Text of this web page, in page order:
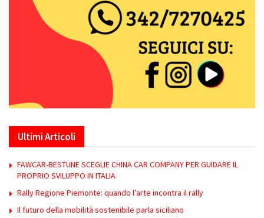
Ultimi Articoli
FAWCAR-BESTUNE SCEGLIE CHINA CAR COMPANY PER GUIDARE IL
PROPRIO SVILUPPO IN ITALIA
Rally Regione Piemonte: quando l’arte incontra il rally
Il futuro della mobilità sostenibile parla siciliano